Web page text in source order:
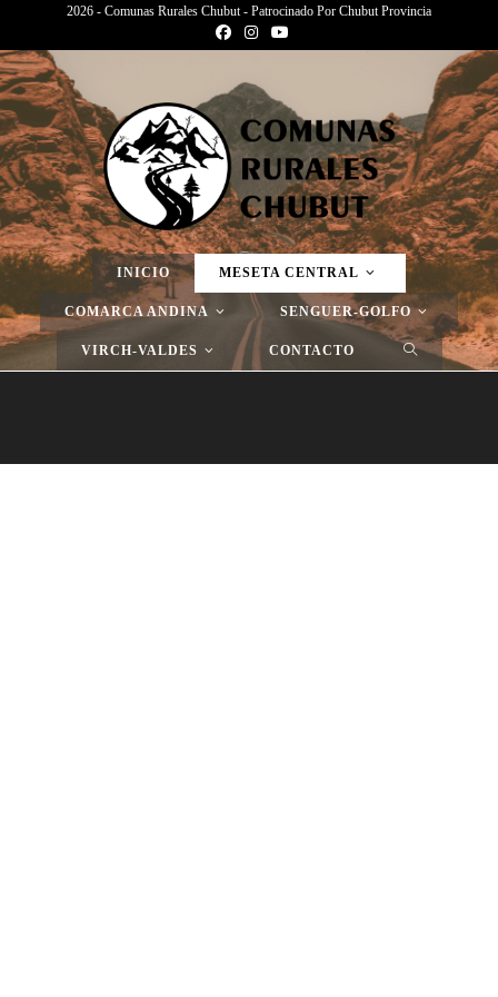
2026 - Comunas Rurales Chubut - Patrocinado Por Chubut Provincia
INICIO MESETA CENTRAL
COMARCA ANDINA SENGUER-GOLFO
VIRCH-VALDES CONTACTO
Página Nueva
> Página Nueva > Página Nueva